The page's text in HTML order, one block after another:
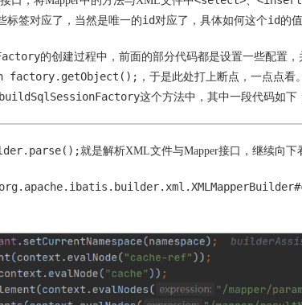
标签对应了，当然是唯一的id对应了，具体如何这个id 的
的创建过程中，前面的部分代码都是设置一些配置
factory.getObject(); ，于是此处打上断点，一点点看
这个方法中，其中一段代码如下
就是解析XML文件与Mapper接口，继续向下